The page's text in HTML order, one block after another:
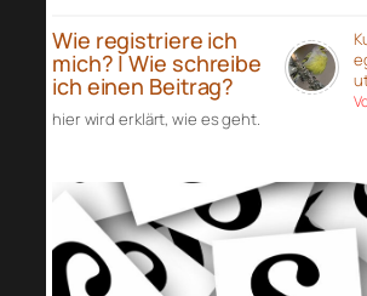
Wie registriere ich
mich? | Wie schreibe
ich einen Beitrag?
hier wird erklärt, wie es geht.